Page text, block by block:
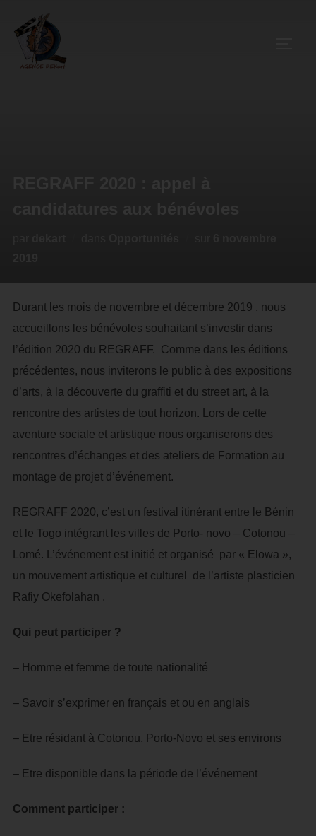
Durant les mois de novembre et décembre 2019 , nous
accueillons les bénévoles souhaitant s’investir dans
l’édition 2020 du REGRAFF. Comme dans les éditions
précédentes, nous inviterons le public à des expositions
d’arts, à la découverte du graffiti et du street art, à la
rencontre des artistes de tout horizon. Lors de cette
aventure sociale et artistique nous organiserons des
rencontres d’échanges et des ateliers de Formation au
montage de projet d’événement.
REGRAFF 2020, c’est un festival itinérant entre le Bénin
et le Togo intégrant les villes de Porto- novo – Cotonou –
Lomé. L’événement est initié et organisé par « Elowa »,
un mouvement artistique et culturel de l’artiste plasticien
Rafiy Okefolahan .
Qui peut participer ?
– Homme et femme de toute nationalité
– Savoir s’exprimer en français et ou en anglais
– Etre résidant à Cotonou, Porto-Novo et ses environs
– Etre disponible dans la période de l’événement
Comment participer :